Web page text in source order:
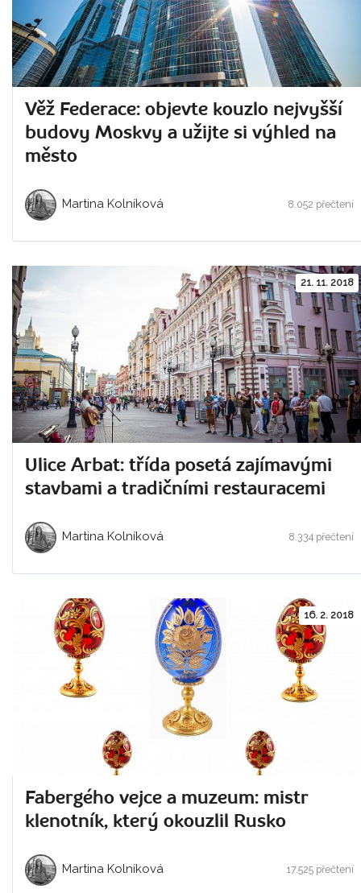
Věž Federace: objevte kouzlo nejvyšší
budovy Moskvy a užijte si výhled na
město
Martina Kolníková 8.052 přečtení
21. 11. 2018
Ulice Arbat: třída posetá zajímavými
stavbami a tradičními restauracemi
Martina Kolníková 8.334 přečtení
16. 2. 2018
Fabergého vejce a muzeum: mistr
klenotník, který okouzlil Rusko
Martina Kolníková 17.525 přečtení